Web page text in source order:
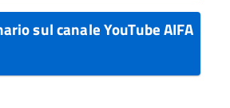
sul canale YouTube AIFA